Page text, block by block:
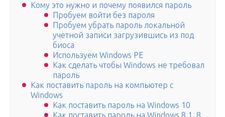
Кому это нужно и почему появился пароль
Пробуем войти без пароля
Пробуем убрать пароль локальной
учетной записи загрузившись из под
биоса
Используем Windows PE
Как сделать чтобы Windows не требовал
пароль
Как поставить пароль на компьютер с
Windows
Как поставить пароль на Windows 10
Как поставить пароль на Windows 8.1, 8